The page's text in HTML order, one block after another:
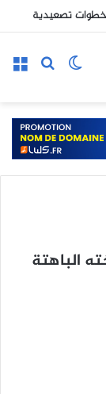
خطوات تصعيدية
بحث
الوضع المظلم
الباهتة